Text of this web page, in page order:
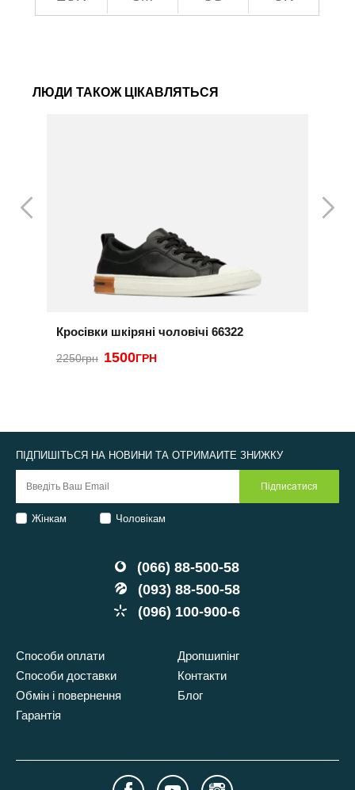
ЛЮДИ ТАКОЖ ЦІКАВЛЯТЬСЯ
Кросівки шкіряні чоловічі 66322
2250грн 1500ГРН
(066) 88-500-58
(093) 88-500-58
(096) 100-900-6
Способи оплати
Способи доставки
Обмін і повернення
Гарантія
Дропшипінг
Контакти
Блог
ПІДПИШІТЬСЯ НА НОВИНИ ТА ОТРИМАЙТЕ ЗНИЖКУ
Жінкам Чоловікам